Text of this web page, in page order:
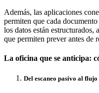
Además, las aplicaciones
permiten que cada
los datos están estructurados,
que permiten prever antes de
La oficina que se anticipa:
Del escaneo pasivo al